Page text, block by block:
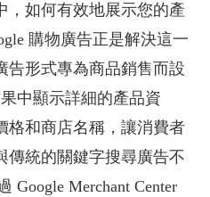
，如何有效地展示您的產
購物廣告正是解決這一
告形式專為商品銷售而設
中顯示詳細的產品資
格和商店名稱，讓消費者
傳統的關鍵字搜尋廣告不
Google Merchant Center